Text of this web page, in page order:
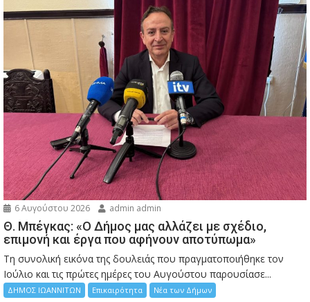
6 Αυγούστου 2026 admin admin
Θ. Μπέγκας: «Ο Δήμος μας αλλάζει με σχέδιο,
επιμονή και έργα που αφήνουν αποτύπωμα»
Τη συνολική εικόνα της δουλειάς που πραγματοποιήθηκε τον
Ιούλιο και τις πρώτες ημέρες του Αυγούστου παρουσίασε...
ΔΗΜΟΣ ΙΩΑΝΝΙΤΩΝ Επικαιρότητα Νέα των Δήμων